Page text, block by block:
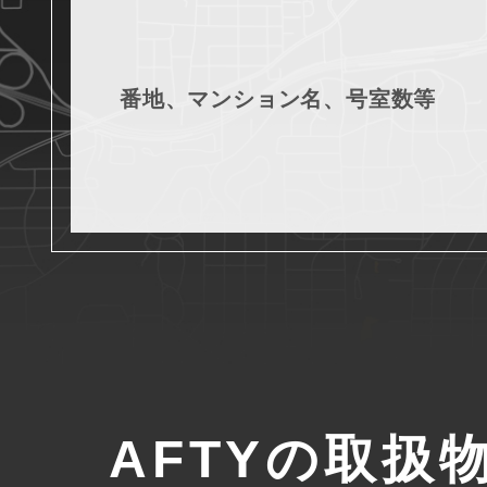
番地、マンション名、号室数等
AFTYの取扱